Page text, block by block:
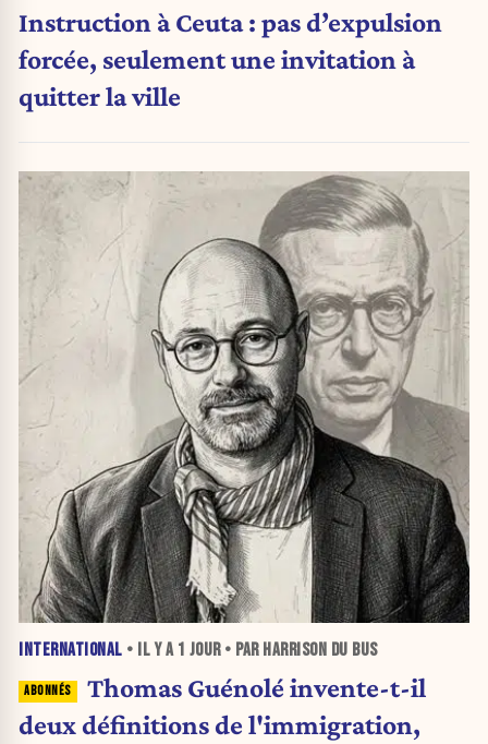
Instruction à Ceuta : pas d’expulsion
forcée, seulement une invitation à
quitter la ville
INTERNATIONAL • IL Y A 1 JOUR• PAR HARRISON DU BUS
Thomas Guénolé invente-t-il
deux définitions de l'immigration,